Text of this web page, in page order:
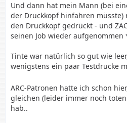
Und dann hat mein Mann (bei
der Druckkopf hinfahren
den Druckkopf gedrückt - und
seinen Job wieder
Tinte war natürlich so gut wie
wenigstens ein paar Testdrucke
ARC-Patronen hatte ich schon
gleichen (leider immer noch
hab..